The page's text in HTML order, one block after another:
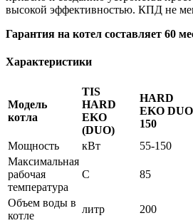
высокой эффективностью. КПД не
Гарантия на котел составляет 60
Характеристики
Модель
котла
TIS
HARD
EKO
(DUO)
HARD
EKO DUO
150
Мощность
кВт 55-150
Максимальная
рабочая
температура
C 85
Объем воды в
котле
литр 200